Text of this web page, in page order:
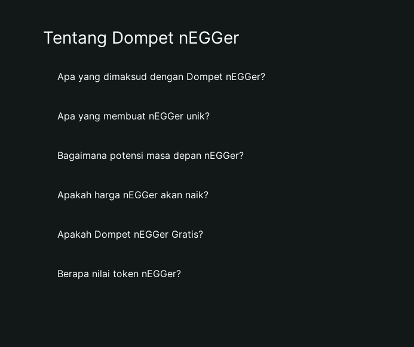
Tentang Dompet nEGGer
Apa yang dimaksud dengan Dompet nEGGer?
Apa yang membuat nEGGer unik?
Bagaimana potensi masa depan nEGGer?
Apakah harga nEGGer akan naik?
Apakah Dompet nEGGer Gratis?
Berapa nilai token nEGGer?